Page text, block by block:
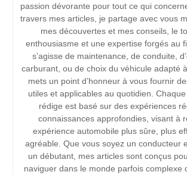
passion dévorante pour tout ce qui
travers mes articles, je partage avec vous
mes découvertes et mes conseils, le
enthousiasme et une expertise forgés au
s’agisse de maintenance, de conduite,
carburant, ou de choix du véhicule adapté
mets un point d’honneur à vous fournir
utiles et applicables au quotidien.
rédige est basé sur des expériences
connaissances approfondies, visant à
expérience automobile plus sûre, plus
agréable. Que vous soyez un conducteur
un débutant, mes articles sont conçus
naviguer dans le monde parfois complexe